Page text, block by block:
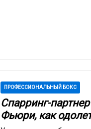
ПРОФЕССИОНАЛЬНЫЙ БОКС
Спарринг-
Фьюри, как